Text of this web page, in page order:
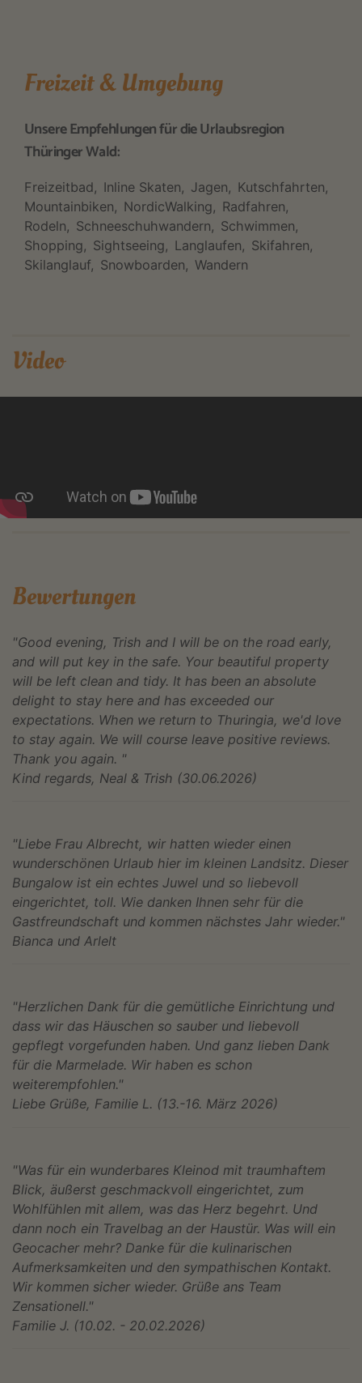
Freizeit & Umgebung
Unsere Empfehlungen für die Urlaubsregion
Thüringer Wald:
Freizeitbad Inline Skaten Jagen
Kutschfahrten
Mountainbiken
NordicWalking
Radfahren
Rodeln
Schneeschuhwandern
Schwimmen
Shopping
Sightseeing Langlaufen
Skifahren
Skilanglauf
Snowboarden Wandern
Video
Bewertungen
"Good evening, Trish and I will be on the road early,
and will put key in the safe. Your beautiful property
will be left clean and tidy. It has been an absolute
delight to stay here and has exceeded our
expectations. When we return to Thuringia, we'd love
to stay again. We will course leave positive reviews.
Thank you again. "
Kind regards, Neal & Trish (30.06.2026)
"Liebe Frau Albrecht, wir hatten wieder einen
wunderschönen Urlaub hier im kleinen Landsitz. Dieser
Bungalow ist ein echtes Juwel und so liebevoll
eingerichtet, toll. Wie danken Ihnen sehr für die
Gastfreundschaft und kommen nächstes Jahr wieder."
Bianca und Arlelt
"Herzlichen Dank für die gemütliche Einrichtung und
dass wir das Häuschen so sauber und liebevoll
gepflegt vorgefunden haben. Und ganz lieben Dank
für die Marmelade. Wir haben es schon
weiterempfohlen."
Liebe Grüße, Familie L. (13.-16. März 2026)
"Was für ein wunderbares Kleinod mit traumhaftem
Blick, äußerst geschmackvoll eingerichtet, zum
Wohlfühlen mit allem, was das Herz begehrt. Und
dann noch ein Travelbag an der Haustür. Was will ein
Geocacher mehr? Danke für die kulinarischen
Aufmerksamkeiten und den sympathischen Kontakt.
Wir kommen sicher wieder. Grüße ans Team
Zensationell."
Familie J. (10.02. - 20.02.2026)